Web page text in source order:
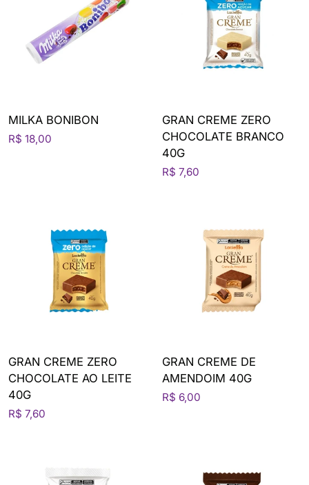
MILKA BONIBON
R$ 18,00
GRAN CREME ZERO
CHOCOLATE BRANCO
40G
R$ 7,60
GRAN CREME ZERO
CHOCOLATE AO LEITE
40G
R$ 7,60
GRAN CREME DE
AMENDOIM 40G
R$ 6,00